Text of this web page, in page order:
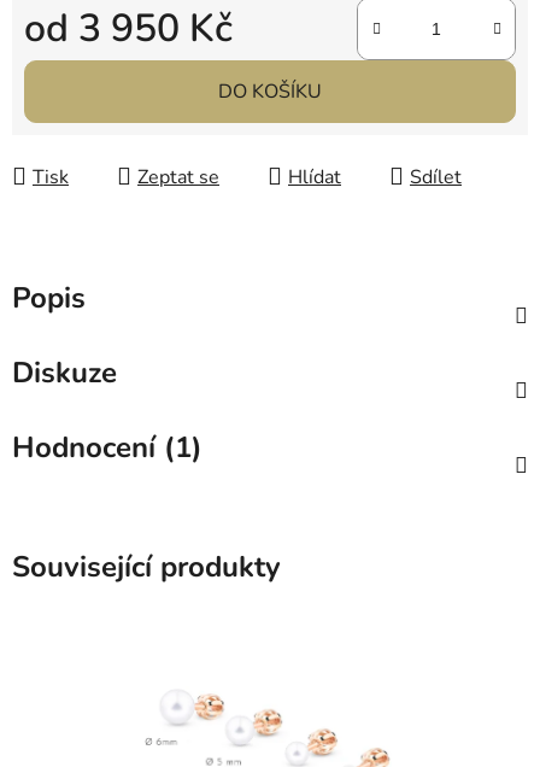
od 3 950 Kč
Měrná cena:
DO KOŠÍKU
Tisk Zeptat se Hlídat Sdílet
Popis
Diskuze
Hodnocení (1)
Související produkty